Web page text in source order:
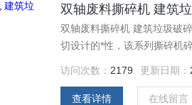
双轴废料撕碎机 建筑
双轴废料撕碎机 建筑垃圾破
切设计的*性，该系列撕碎机
访问次数： 2179 更新日期：
查看详情 在线留言